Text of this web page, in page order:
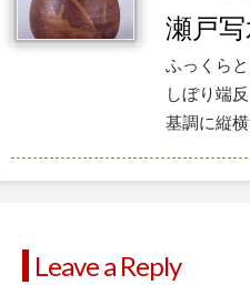
瀬戸写
ふっくら
しぼり端
基調に縦
Leave a Reply